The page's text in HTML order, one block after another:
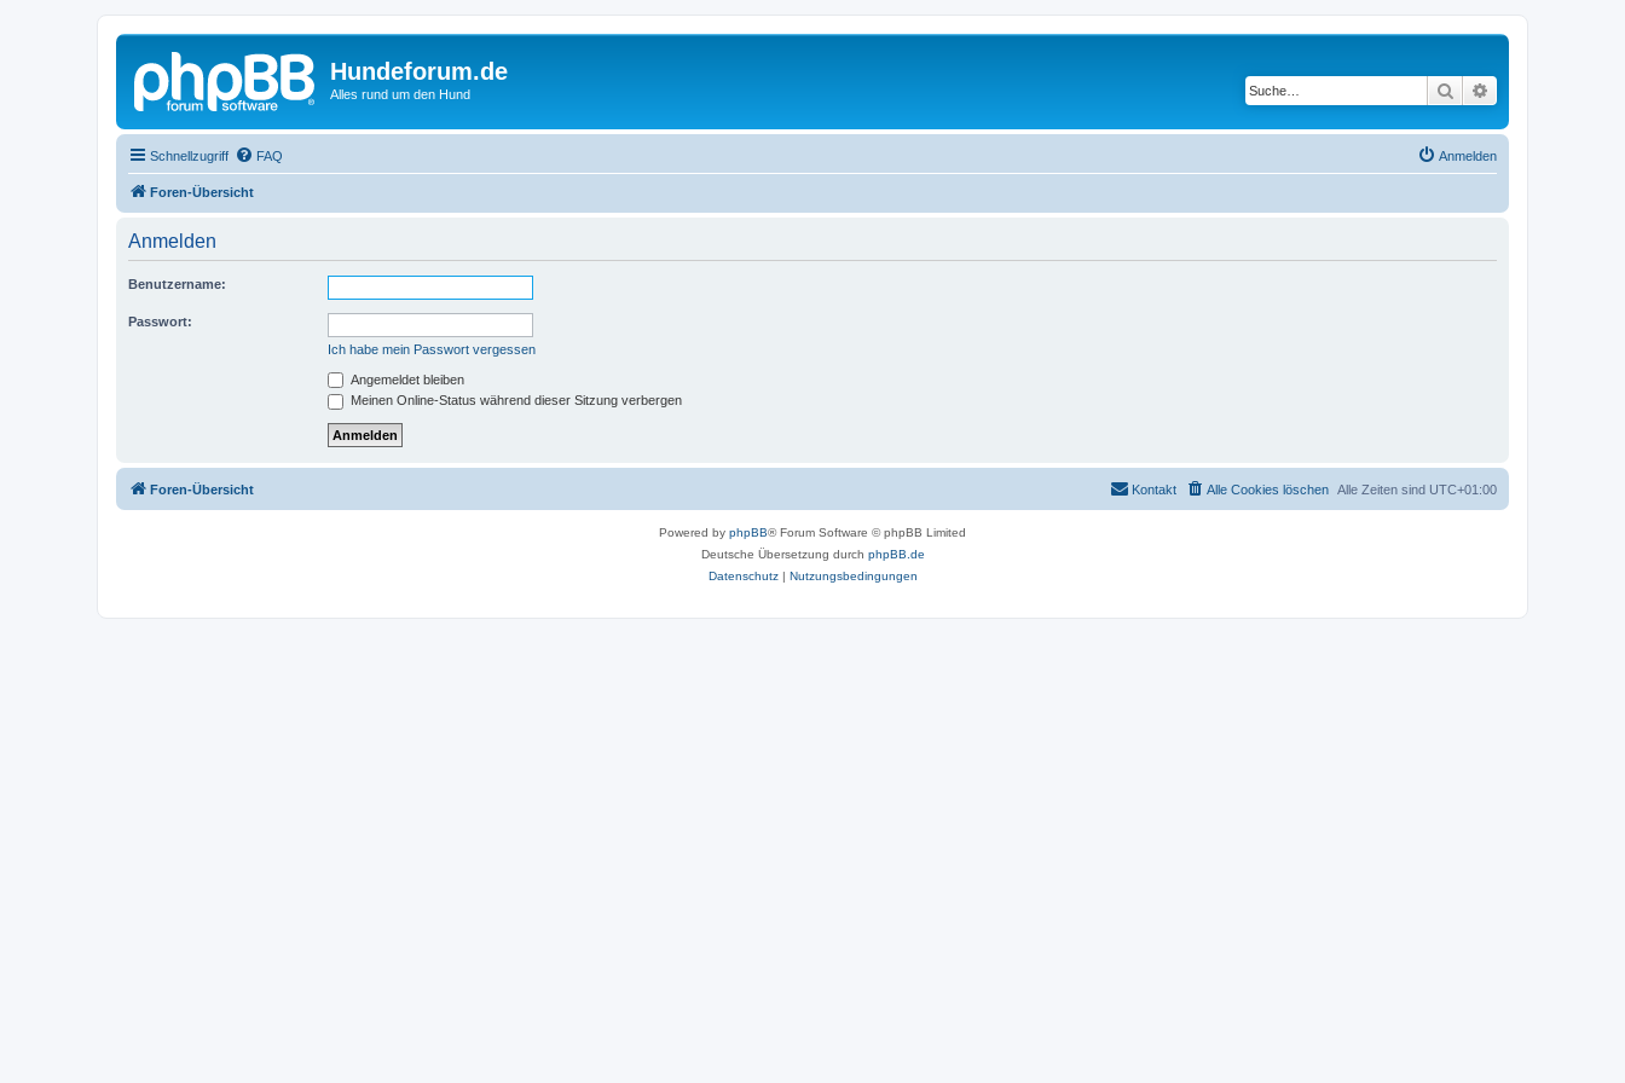
Hundeforum.de
Alles rund um den Hund Suche
Schnellzugriff FAQ Anmelden
Foren-Übersicht
Anmelden
Benutzername:
Passwort:
Ich habe mein Passwort vergessen
Angemeldet bleiben
Meinen Online-Status während dieser Sitzung verbergen
Foren-Übersicht Alle Zeiten sind UTC+01:00
Alle Cookies löschen
Kontakt
Powered by phpBB® Forum Software © phpBB Limited
Deutsche Übersetzung durch phpBB.de
Datenschutz| Nutzungsbedingungen